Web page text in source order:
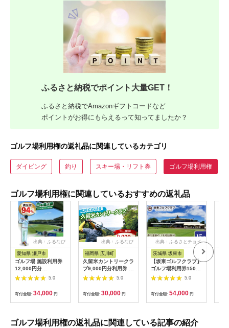
ふるさと納税でポイント大量GET！
ふるさと納税でAmazonギフトコードなど
ポイントがお得にもらえるって知ってましたか？
ゴルフ場利用権の返礼品に関連しているカテゴリ
ダイビング 釣り スキー場・リフト券 ゴルフ場利用権
ゴルフ場利用権に関連しているおすすめの返礼品
出典：ふるなび
愛知県 瀬戸市
ゴルフ場 施設利用券
12,000円分
[BBEC002]ゴルフ倶
楽部大樹 瀬戸店
5.0
寄付金額: 34,000 円
出典：ふるなび
福岡県 広川町
久留米カントリークラ
ブ9,000円分利用券 /
ゴルフ[AFAD007]
5.0
寄付金額: 30,000 円
出典：ふるさとチョイ
茨城県 坂東市
【坂東ゴルフクラブ】
ゴルフ場利用券15000
円分（寄付金額の3割
相当額分） ／ ゴルフ
プレー 都心から1時間
利用券 ゴルフ場 チケ
ット 茨城 ゴルフ 予約
立地 ゴルフラウンド
アウトドア スポーツ
5.0
寄付金額: 54,000 円
ゴルフ場利用権の返礼品に関連している記事の紹介